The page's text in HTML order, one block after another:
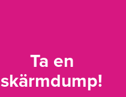
Ta en
skärmdump!